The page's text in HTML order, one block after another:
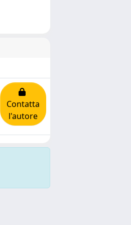
Contatta
l'autore